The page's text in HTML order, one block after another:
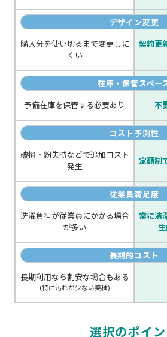
デザイン変更
購入分を使い切るまで変更しに
くい
契約更
在庫・保管スペー
予備在庫を保管する必要あり
不
コスト予測性
破損・紛失時などで追加コスト
発生
定額制
従業員満足度
洗濯負担が従業員にかかる場合
が多い
常に清
長期的コスト
長期利用なら割安な場合もある
(特に汚れが少ない業種)
選択のポイン